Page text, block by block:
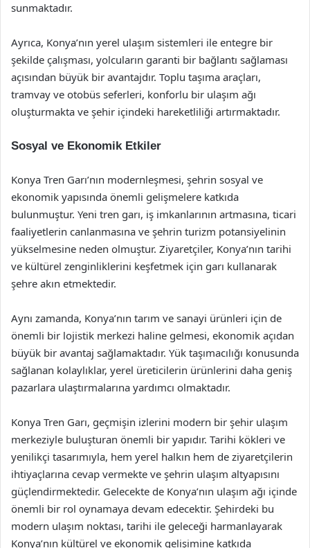
sunmaktadır.
Ayrıca, Konya’nın yerel ulaşım sistemleri ile entegre bir
şekilde çalışması, yolcuların garanti bir bağlantı sağlaması
açısından büyük bir avantajdır. Toplu taşıma araçları,
tramvay ve otobüs seferleri, konforlu bir ulaşım ağı
oluşturmakta ve şehir içindeki hareketliliği artırmaktadır.
Sosyal ve Ekonomik Etkiler
Konya Tren Garı’nın modernleşmesi, şehrin sosyal ve
ekonomik yapısında önemli gelişmelere katkıda
bulunmuştur. Yeni tren garı, iş imkanlarının artmasına, ticari
faaliyetlerin canlanmasına ve şehrin turizm potansiyelinin
yükselmesine neden olmuştur. Ziyaretçiler, Konya’nın tarihi
ve kültürel zenginliklerini keşfetmek için garı kullanarak
şehre akın etmektedir.
Aynı zamanda, Konya’nın tarım ve sanayi ürünleri için de
önemli bir lojistik merkezi haline gelmesi, ekonomik açıdan
büyük bir avantaj sağlamaktadır. Yük taşımacılığı konusunda
sağlanan kolaylıklar, yerel üreticilerin ürünlerini daha geniş
pazarlara ulaştırmalarına yardımcı olmaktadır.
Konya Tren Garı, geçmişin izlerini modern bir şehir ulaşım
merkeziyle buluşturan önemli bir yapıdır. Tarihi kökleri ve
yenilikçi tasarımıyla, hem yerel halkın hem de ziyaretçilerin
ihtiyaçlarına cevap vermekte ve şehrin ulaşım altyapısını
güçlendirmektedir. Gelecekte de Konya’nın ulaşım ağı içinde
önemli bir rol oynamaya devam edecektir. Şehirdeki bu
modern ulaşım noktası, tarihi ile geleceği harmanlayarak
Konya’nın kültürel ve ekonomik gelişimine katkıda